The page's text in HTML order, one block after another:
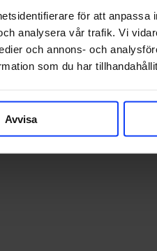
för att anpassa
analysera vår trafik. Vi
och annons- och
som du har
Avvisa